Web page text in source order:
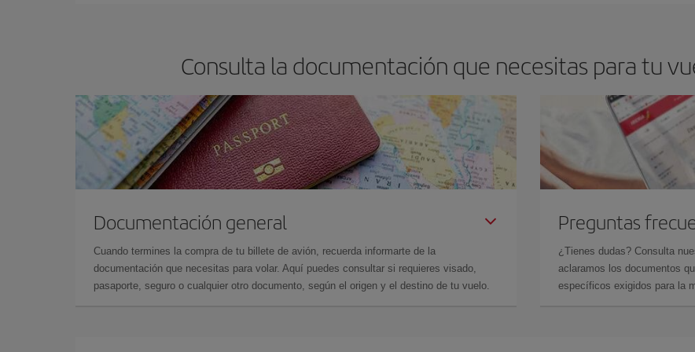
Consulta la documentación que necesitas para tu
Documentación general
Cuando termines la compra de tu billete de avión, recuerda informarte de la
documentación que necesitas para volar. Aquí puedes consultar si requieres visado,
pasaporte, seguro o cualquier otro documento, según el origen y el destino de tu vuelo.
Preguntas
¿Tienes dudas? Consulta
aclaramos los documentos
específicos exigidos para la